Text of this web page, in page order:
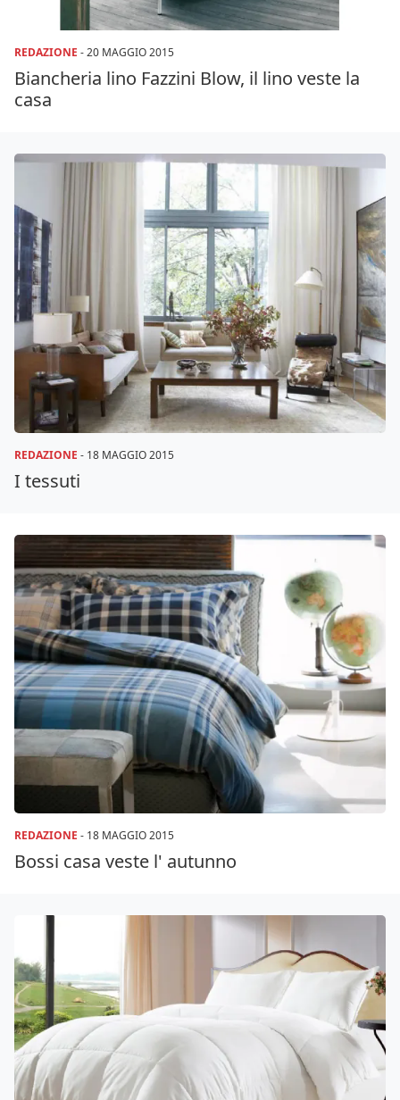
REDAZIONE -20 MAGGIO 2015
Biancheria lino Fazzini Blow, il lino veste la
casa
REDAZIONE - 18 MAGGIO 2015
I tessuti
REDAZIONE - 18 MAGGIO 2015
Bossi casa veste l' autunno